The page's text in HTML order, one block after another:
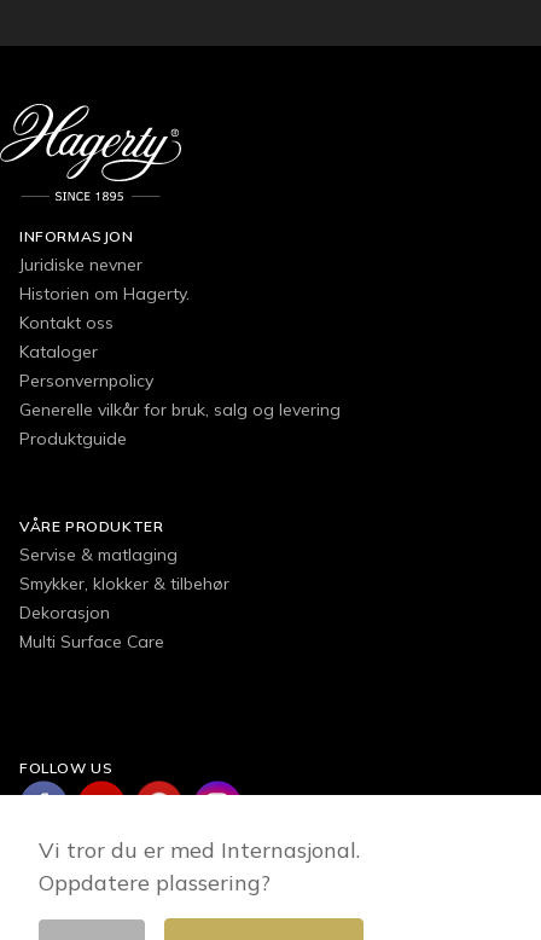
INFORMASJON
Juridiske nevner
Historien om Hagerty.
Kontakt oss
Kataloger
Personvernpolicy
Generelle vilkår for bruk, salg og levering
Produktguide
VÅRE PRODUKTER
Servise & matlaging
Smykker, klokker & tilbehør
Dekorasjon
Multi Surface Care
FOLLOW US
Vi tror du er med Internasjonal.
Oppdatere plassering?